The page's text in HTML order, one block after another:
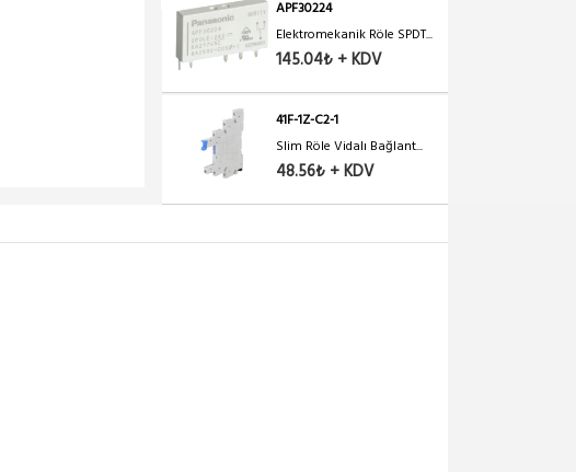
APF30224
Elektromekanik Röle SPDT...
145.04₺ + KDV
41F-1Z-C2-1
Slim Röle Vidalı Bağlant...
48.56₺ + KDV